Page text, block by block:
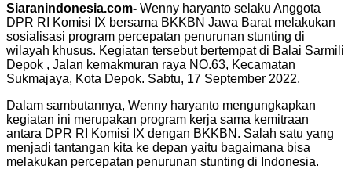
Siaranindonesia.com- Wenny haryanto selaku Anggota
DPR RI Komisi IX bersama BKKBN Jawa Barat melakukan
sosialisasi program percepatan penurunan stunting di
wilayah khusus. Kegiatan tersebut bertempat di Balai Sarmili
Depok , Jalan kemakmuran raya NO.63, Kecamatan
Sukmajaya, Kota Depok. Sabtu, 17 September 2022.
Dalam sambutannya, Wenny haryanto mengungkapkan
kegiatan ini merupakan program kerja sama kemitraan
antara DPR RI Komisi IX dengan BKKBN. Salah satu yang
menjadi tantangan kita ke depan yaitu bagaimana bisa
melakukan percepatan penurunan stunting di Indonesia.